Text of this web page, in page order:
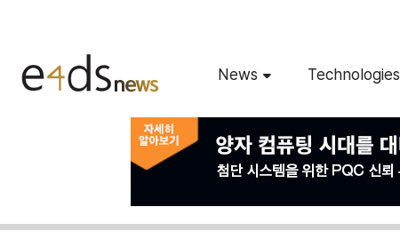
News Technologies